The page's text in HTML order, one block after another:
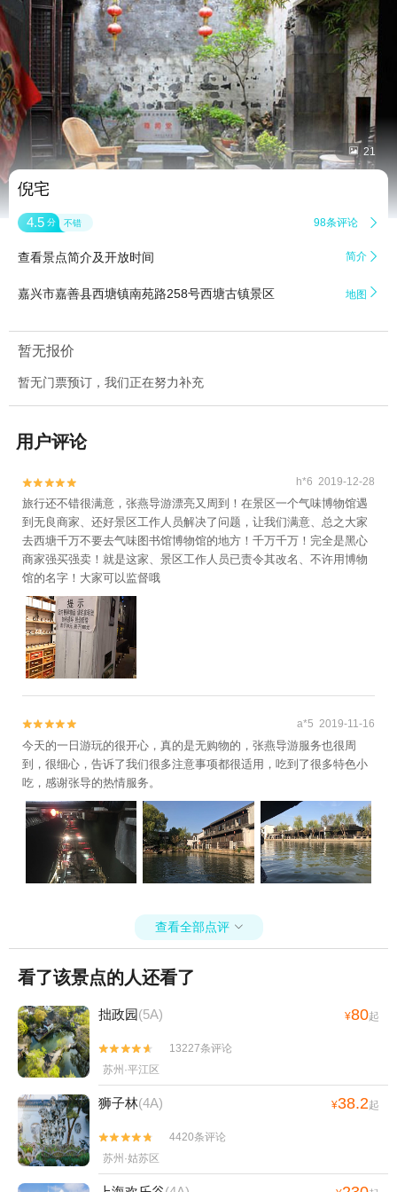
 21
倪宅
4.5 分 不错 98条评论 
查看景点简介及开放时间 简介 
嘉兴市嘉善县西塘镇南苑路258号西塘古镇景区 地图 
暂无报价
暂无门票预订，我们正在努力补充
用户评论

 h*6 2019-12-28
旅行还不错很满意，张燕导游漂亮又周到！在景区一个气味博物馆遇
到无良商家、还好景区工作人员解决了问题，让我们满意、总之大家
去西塘千万不要去气味图书馆博物馆的地方！千万千万！完全是黑心
商家强买强卖！就是这家、景区工作人员已责令其改名、不许用博物
馆的名字！大家可以监督哦

 a*5 2019-11-16
今天的一日游玩的很开心，真的是无购物的，张燕导游服务也很周
到，很细心，告诉了我们很多注意事项都很适用，吃到了很多特色小
吃，感谢张导的热情服务。
查看全部点评 
看了该景点的人还看了
拙政园(5A) ¥80起


13227条评论
苏州·平江区
狮子林(4A) ¥38.2起


4420条评论
苏州·姑苏区
